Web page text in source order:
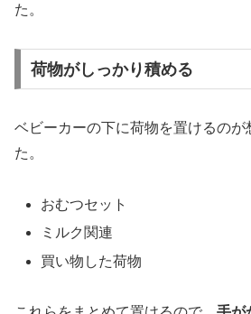
た。
荷物がしっかり積める
ベビーカーの下に荷物を置けるのが
た。
おむつセット
ミルク関連
買い物した荷物